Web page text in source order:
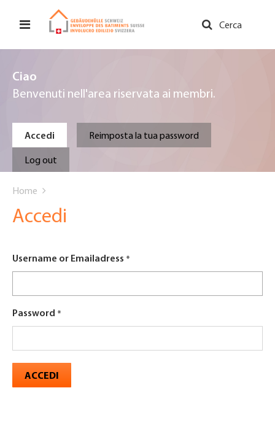
contenuto
principale
Cerca
Ciao
Benvenuti nell'area riservata ai membri.
Primary
tabs
Accedi Reimposta la tua password
Log out
are
here
Home
Accedi
Username or Emailadress
Password
ACCEDI